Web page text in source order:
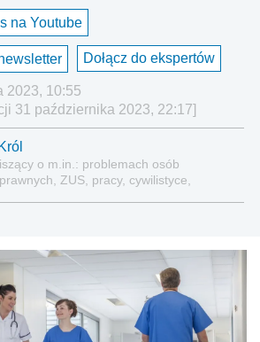
na Youtube
Dołącz do ekspertów
2023, 10:55
31 października 2023, 22:17]
o m.in.: problemach osób
ZUS, pracy, cywilistyce,